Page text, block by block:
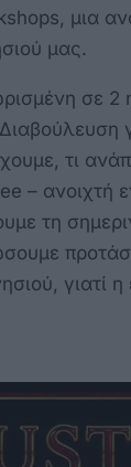
μια
μας.
σε 2
τι
– ανοιχτή
τη
γιατί